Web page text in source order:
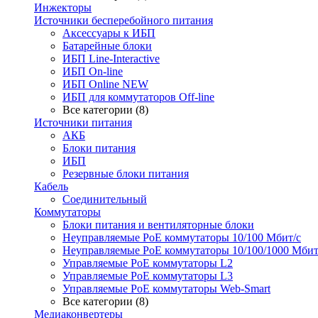
Инжекторы
Источники бесперебойного питания
Аксессуары к ИБП
Батарейные блоки
ИБП Line-Interactive
ИБП On-line
ИБП Online NEW
ИБП для коммутаторов Off-line
Все категории (8)
Источники питания
АКБ
Блоки питания
ИБП
Резервные блоки питания
Кабель
Соединительный
Коммутаторы
Блоки питания и вентиляторные блоки
Неуправляемые PoE коммутаторы 10/100 Мбит/с
Неуправляемые PoE коммутаторы 10/100/1000
Управляемые PoE коммутаторы L2
Управляемые PoE коммутаторы L3
Управляемые PoE коммутаторы Web-Smart
Все категории (8)
Медиаконвертеры